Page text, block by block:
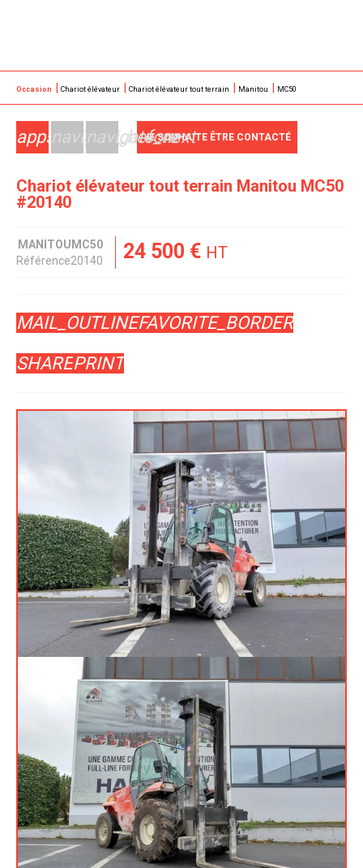
Occasion Chariot élévateur Chariot élévateur tout terrain Manitou MC50
Chariot élévateur tout terrain Manitou MC50
#20140
appsnavigate_before
navigate_nextJE SOUHAITE ÊTRE CONTACTÉ
MANITOUMC50
Référence20140 24 500 € HT
FAVORITE_BORDER
MAIL_OUTLINE
SHAREPRINT